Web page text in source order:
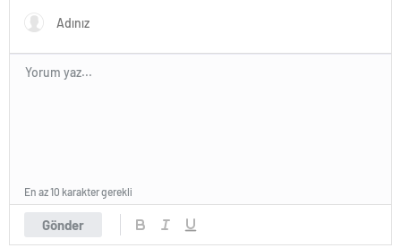
Gönder
En az 10 karakter gerekli